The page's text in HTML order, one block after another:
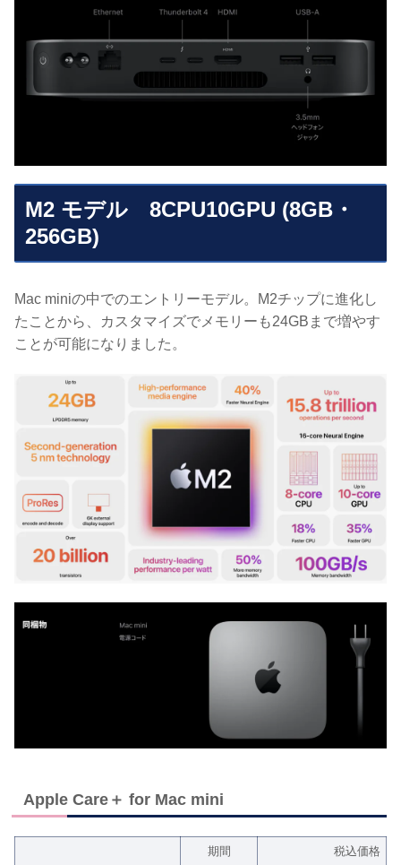
M2 モデル 8CPU10GPU (8GB・
256GB)
Mac miniの中でのエントリーモデル。M2チップに進化し
たことから、カスタマイズでメモリーも24GBまで増やす
ことが可能になりました。
Apple Care＋ for Mac mini
期間 税込価格